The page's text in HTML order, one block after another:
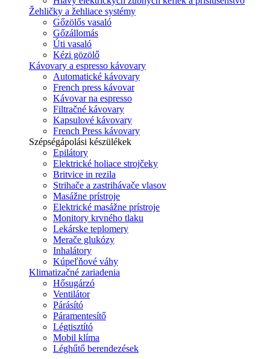
Žehličky a žehliace systémy
Gőzölős vasaló
Gőzállomás
Úti vasaló
Kézi gözölő
Kávovary a espresso kávovary
Automatické kávovary
French press kávovar
Kávovar na espresso
Filtračné kávovary
Kapsulové kávovary
French Press kávovary
Szépségápolási készülékek
Epilátory
Elektrické holiace strojčeky
Britvice in rezila
Strihače a zastrihávače vlasov
Masážne prístroje
Elektrické masážne prístroje
Monitory krvného tlaku
Lekárske teplomery
Merače glukózy
Inhalátory
Kúpeľňové váhy
Klimatizačné zariadenia
Hősugárzó
Ventilátor
Párásító
Páramentesítő
Légtisztító
Mobil klíma
Léghűtő berendezések